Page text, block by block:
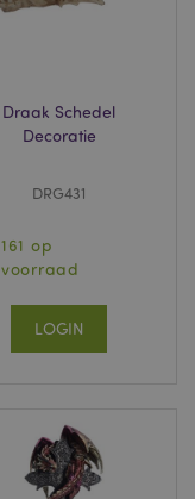
Draak Schedel
Decoratie
DRG431
161 op
voorraad
LOGIN